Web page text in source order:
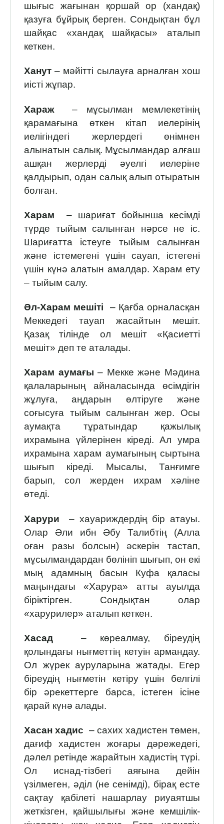
шығыс жағынан қоршай ор (хандақ)
қазуға бұйрық берген. Сондықтан бұл
шайқас «хандақ шайқасы» аталып
кеткен.
Ханут – мәйітті сылауға арналған хош
иісті жұпар.
Хараж– мұсылман мемлекетінің
қарамағына өткен кітап иелерінің
иелігіндегі жерлердегі өнімнен
алынатын салық. Мұсылмандар алғаш
ашқан жерлерді әуелгі иелеріне
қалдырып, одан салық алып отыратын
болған.
Харам – шариғат бойынша кесімді
түрде тыйым салынған нәрсе не іс.
Шариғатта істеуге тыйым салынған
және істемегені үшін сауап, істегені
үшін күнә алатын амалдар. Харам ету
– тыйым салу.
Әл-Харам мешіті – Қағба орналасқан
Меккедегі тауап жасайтын мешіт.
Қазақ тілінде ол мешіт «Қасиетті
мешіт» деп те аталады.
Харам аумағы – Мекке және Мәдина
қалаларының айналасында өсімдігін
жұлуға, аңдарын өлтіруге және
соғысуға тыйым салынған жер. Осы
аумақта тұратындар қажылық
ихрамына үйлерінен кіреді. Ал умра
ихрамына харам аумағының сыртына
шығып кіреді. Мысалы, Танғимге
барып, сол жерден ихрам хәліне
өтеді.
Харури
– хауариждердің бір атауы.
Олар Әли ибн Әбу Талибтің (Алла
оған разы болсын) әскерін тастап,
мұсылмандардан бөлініп шығып, он екі
мың адамның басын Куфа қаласы
маңындағы «Харура» атты ауылда
біріктірген. Сондықтан олар
«харурилер» аталып кеткен.
Хасад – көреалмау, біреудің
қолындағы нығметтің кетуін армандау.
Ол жүрек ауруларына жатады. Егер
біреудің нығметін кетіру үшін белгілі
бір әрекеттерге барса, істеген ісіне
қарай күнә алады.
Хасан хадис – сахих хадистен төмен,
дағиф хадистен жоғары дәрежедегі,
дәлел ретінде жарайтын хадистің түрі.
Ол иснад-тізбегі аяғына дейін
үзілмеген, әділ (не сенімді), бірақ есте
сақтау қабілеті нашарлау риуаятшы
жеткізген, қайшылығы және кемшілік-